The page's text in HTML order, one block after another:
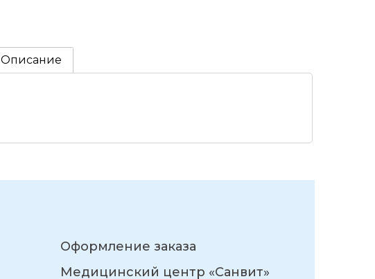
Описание
Оформление заказа
Медицинский центр «Санвит»